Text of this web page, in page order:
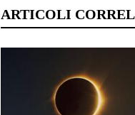
ARTICOLI